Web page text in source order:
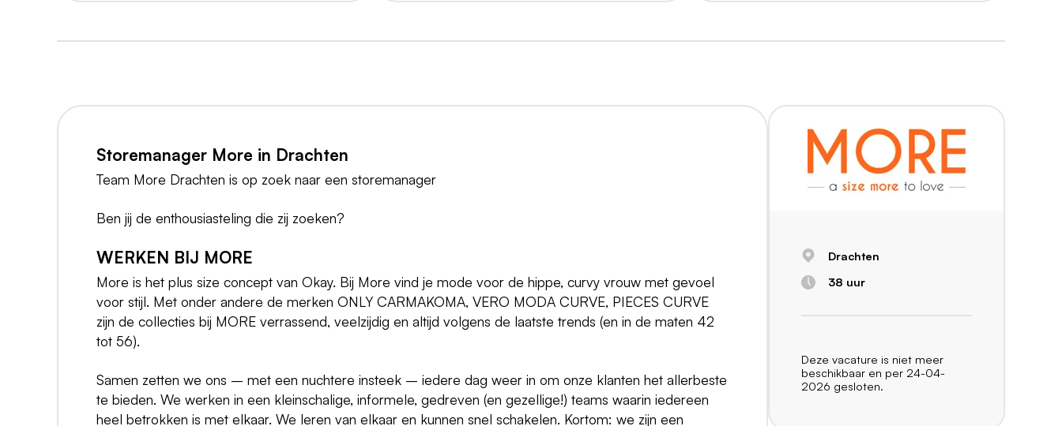
Storemanager More in Drachten
Team More Drachten is op zoek naar een storemanager
Ben jij de enthousiasteling die zij zoeken?
WERKEN BIJ MORE
More is het plus size concept van Okay. Bij More vind je mode voor de hippe, curvy vrouw met gevoel
voor stijl. Met onder andere de merken ONLY CARMAKOMA, VERO MODA CURVE, PIECES CURVE
zijn de collecties bij MORE verrassend, veelzijdig en altijd volgens de laatste trends (en in de maten 42
tot 56).
Samen zetten we ons – met een nuchtere insteek – iedere dag weer in om onze klanten het allerbeste
te bieden. We werken in een kleinschalige, informele, gedreven (en gezellige!) teams waarin iedereen
heel betrokken is met elkaar. We leren van elkaar en kunnen snel schakelen. Kortom: we zijn een
Drachten
38 uur
Deze vacature is niet meer
beschikbaar en per 24-04-
2026 gesloten.